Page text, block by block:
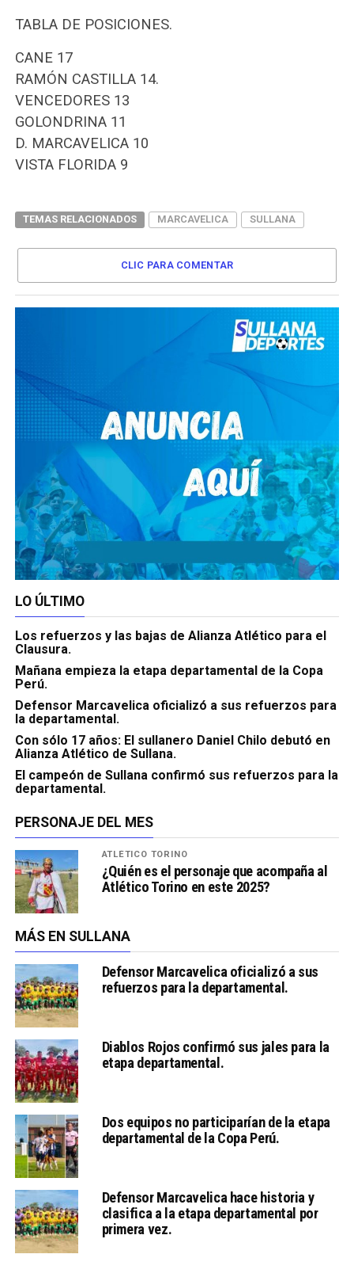
TABLA DE POSICIONES.
CANE 17
RAMÓN CASTILLA 14.
VENCEDORES 13
GOLONDRINA 11
D. MARCAVELICA 10
VISTA FLORIDA 9
TEMAS RELACIONADOS MARCAVELICA SULLANA
CLIC PARA COMENTAR
LO ÚLTIMO
Los refuerzos y las bajas de Alianza Atlético para el
Clausura.
Mañana empieza la etapa departamental de la Copa
Perú.
Defensor Marcavelica oficializó a sus refuerzos para
la departamental.
Con sólo 17 años: El sullanero Daniel Chilo debutó en
Alianza Atlético de Sullana.
El campeón de Sullana confirmó sus refuerzos para la
departamental.
PERSONAJE DEL MES
ATLÉTICO TORINO
¿Quién es el personaje que acompaña al
Atlético Torino en este 2025?
MÁS EN SULLANA
Defensor Marcavelica oficializó a sus
refuerzos para la departamental.
Diablos Rojos confirmó sus jales para la
etapa departamental.
Dos equipos no participarían de la etapa
departamental de la Copa Perú.
Defensor Marcavelica hace historia y
clasifica a la etapa departamental por
primera vez.